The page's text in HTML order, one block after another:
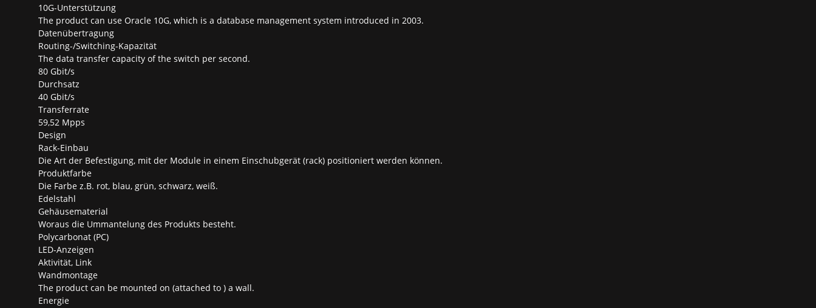
10G-Unterstützung
The product can use Oracle 10G, which is a database management system introduced in 2003.
Datenübertragung
Routing-/Switching-Kapazität
The data transfer capacity of the switch per second.
80 Gbit/s
Durchsatz
40 Gbit/s
Transferrate
59,52 Mpps
Design
Rack-Einbau
Die Art der Befestigung, mit der Module in einem Einschubgerät (rack) positioniert werden können.
Produktfarbe
Die Farbe z.B. rot, blau, grün, schwarz, weiß.
Edelstahl
Gehäusematerial
Woraus die Ummantelung des Produkts besteht.
Polycarbonat (PC)
LED-Anzeigen
Aktivität, Link
Wandmontage
The product can be mounted on (attached to ) a wall.
Energie